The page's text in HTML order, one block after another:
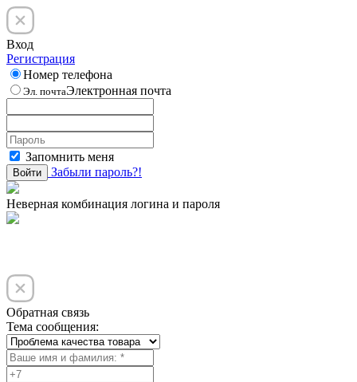
Вход
Регистрация
Номер телефона
Эл. почтаЭлектронная почта
Запомнить меня
Войти Забыли пароль?!
Неверная комбинация логина и пароля
Обратная связь
Тема сообщения: